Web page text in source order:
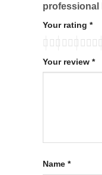
professional
Your rating *
Your review *
Name *